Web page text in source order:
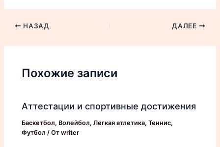
НАЗАД ДАЛЕЕ
Похожие записи
Аттестации и спортивные достижения
Баскетбол, Волейбол,Легкая атлетика,Теннис,
Футбол / Отwriter